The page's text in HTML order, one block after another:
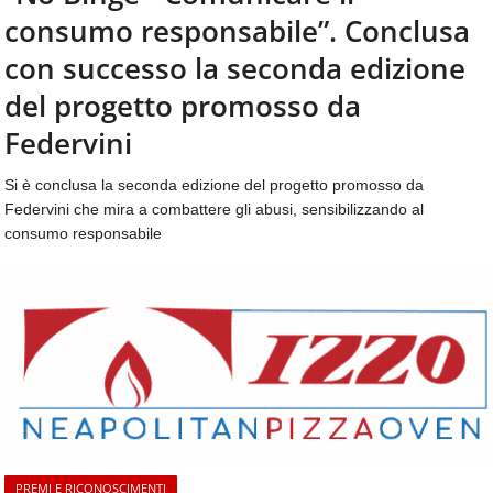
aggiornamenti
quotidiani
temi
come
ospitalità,
ristorazione,
&
beverage,
catering
quotidiani
mondo
dell'alimentazione,
dei
consumi
del
CONTATTI
consumo responsabile”. Conclusa
con successo la seconda edizione
del progetto promosso da
Federvini
Si è conclusa la seconda edizione del progetto promosso da
Federvini che mira a combattere gli abusi, sensibilizzando al
consumo responsabile
PREMI E RICONOSCIMENTI